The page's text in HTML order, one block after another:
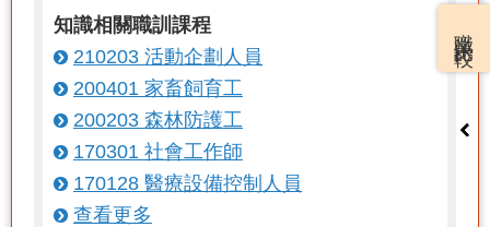
知識相關職訓課程
210203 活動企劃人員
200401 家畜飼育工
200203 森林防護工
170301 社會工作師
170128 醫療設備控制人員
查看更多